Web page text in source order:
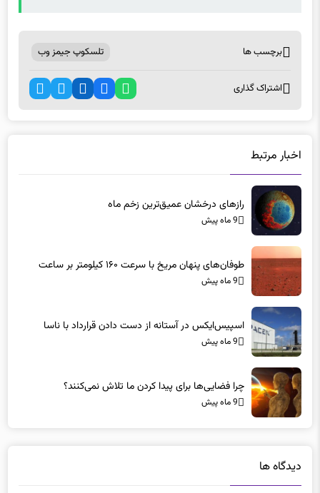
برچسب ها تلسکوپ جیمز وب
اشتراک گذاری
اخبار مرتبط
رازهای درخشان عمیق‌ترین زخم ماه
9 ماه پیش
طوفان‌های پنهان مریخ با سرعت ۱۶۰ کیلومتر بر ساعت
9 ماه پیش
اسپیس‌ایکس در آستانه از دست دادن قرارداد با ناسا
9 ماه پیش
چرا فضایی‌ها برای پیدا کردن ما تلاش نمی‌کنند؟
9 ماه پیش
دیدگاه ها